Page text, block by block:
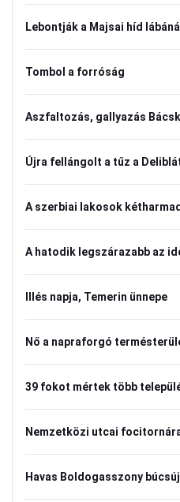
Lebontják a Majsai híd
Tombol a forróság
Aszfaltozás, gallyazás
Újra fellángolt a tűz a
A szerbiai lakosok
A hatodik legszárazabb az
Illés napja, Temerin ünnepe
Nő a napraforgó
39 fokot mértek több
Nemzetközi utcai
Havas Boldogasszony